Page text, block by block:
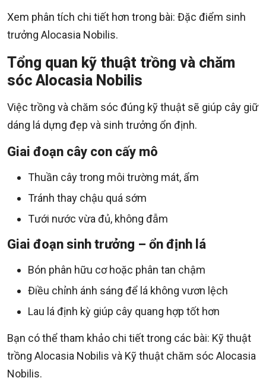
Xem phân tích chi tiết hơn trong bài: Đặc điểm sinh
trưởng Alocasia Nobilis.
Tổng quan kỹ thuật trồng và chăm
sóc Alocasia Nobilis
Việc trồng và chăm sóc đúng kỹ thuật sẽ giúp cây giữ
dáng lá dựng đẹp và sinh trưởng ổn định.
Giai đoạn cây con cấy mô
Thuần cây trong môi trường mát, ẩm
Tránh thay chậu quá sớm
Tưới nước vừa đủ, không đẫm
Giai đoạn sinh trưởng – ổn định lá
Bón phân hữu cơ hoặc phân tan chậm
Điều chỉnh ánh sáng để lá không vươn lệch
Lau lá định kỳ giúp cây quang hợp tốt hơn
Bạn có thể tham khảo chi tiết trong các bài: Kỹ thuật
trồng Alocasia Nobilis và Kỹ thuật chăm sóc Alocasia
Nobilis.